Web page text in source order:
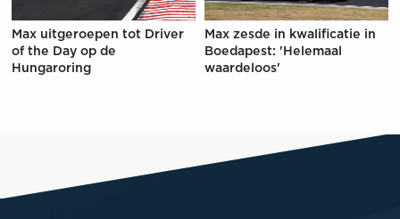
Max uitgeroepen tot Driver
of the Day op de
Hungaroring
Max zesde in kwalificatie in
Boedapest: 'Helemaal
waardeloos'